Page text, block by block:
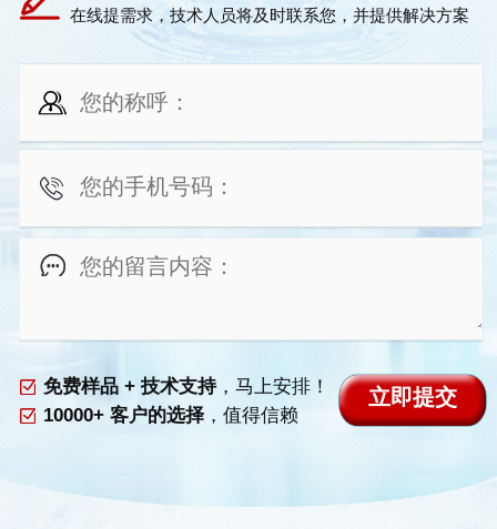
在线提需求，技术人员将及时联系您，并提供解决方案
免费样品 + 技术支持，马上安排！
10000+ 客户的选择，值得信赖